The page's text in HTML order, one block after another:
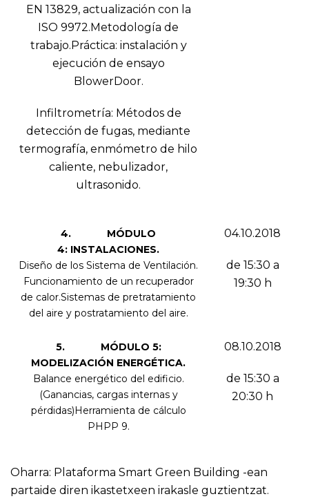
EN 13829, actualización con la
ISO 9972.Metodología de
trabajo.Práctica: instalación y
ejecución de ensayo
BlowerDoor.
Infiltrometría: Métodos de
detección de fugas, mediante
termografía, enmómetro de hilo
caliente, nebulizador,
ultrasonido.
4. MÓDULO
4: INSTALACIONES.
Diseño de los Sistema de Ventilación.
Funcionamiento de un recuperador
de calor.Sistemas de pretratamiento
del aire y postratamiento del aire.
04.10.2018
de 15:30 a
19:30 h
5. MÓDULO 5:
MODELIZACIÓN ENERGÉTICA.
Balance energético del edificio.
(Ganancias, cargas internas y
pérdidas)Herramienta de cálculo
PHPP 9.
08.10.2018
de 15:30 a
20:30 h
Oharra: Plataforma Smart Green Building -ean
partaide diren ikastetxeen irakasle guztientzat.